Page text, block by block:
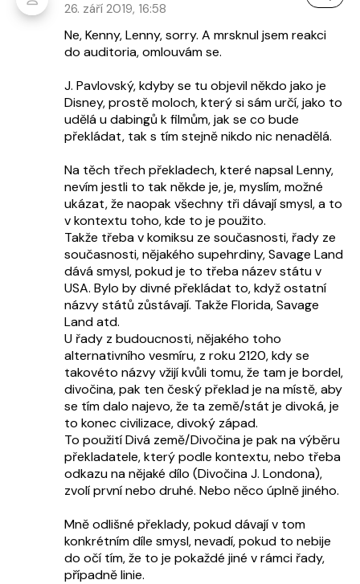
26. září 2019, 16:58
Ne, Kenny, Lenny, sorry. A mrsknul jsem reakci
do auditoria, omlouvám se.
J. Pavlovský, kdyby se tu objevil někdo jako je
Disney, prostě moloch, který si sám určí, jako to
udělá u dabingů k filmům, jak se co bude
překládat, tak s tím stejně nikdo nic nenadělá.
Na těch třech překladech, které napsal Lenny,
nevím jestli to tak někde je, je, myslím, možné
ukázat, že naopak všechny tři dávají smysl, a to
v kontextu toho, kde to je použito.
Takže třeba v komiksu ze současnosti, řady ze
současnosti, nějakého supehrdiny, Savage Land
dává smysl, pokud je to třeba název státu v
USA. Bylo by divné překládat to, když ostatní
názvy států zůstávají. Takže Florida, Savage
Land atd.
U řady z budoucnosti, nějakého toho
alternativního vesmíru, z roku 2120, kdy se
takovéto názvy vžijí kvůli tomu, že tam je bordel,
divočina, pak ten český překlad je na místě, aby
se tím dalo najevo, že ta země/stát je divoká, je
to konec civilizace, divoký západ.
To použití Divá země/Divočina je pak na výběru
překladatele, který podle kontextu, nebo třeba
odkazu na nějaké dílo (Divočina J. Londona),
zvolí první nebo druhé. Nebo něco úplně jiného.
Mně odlišné překlady, pokud dávají v tom
konkrétním díle smysl, nevadí, pokud to nebije
do očí tím, že to je pokaždé jiné v rámci řady,
případně linie.